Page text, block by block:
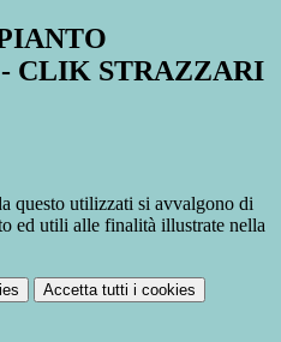
CLIK STRAZZARI
questo utilizzati si avvalgono di
ed utili alle finalità illustrate nella
Accetta tutti i cookies